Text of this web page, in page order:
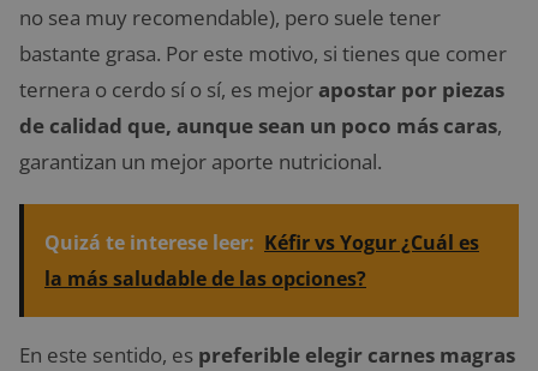
no sea muy recomendable), pero suele tener
bastante grasa. Por este motivo, si tienes que comer
ternera o cerdo sí o sí, es mejor apostar por piezas
de calidad que, aunque sean un poco más caras,
garantizan un mejor aporte nutricional.
Quizá te interese leer: Kéfir vs Yogur ¿Cuál es
la más saludable de las opciones?
En este sentido, es preferible elegir carnes magras